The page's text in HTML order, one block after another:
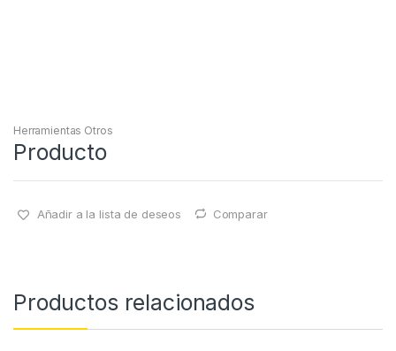
Herramientas Otros
Producto
Añadir a la lista de deseos Comparar
Productos relacionados